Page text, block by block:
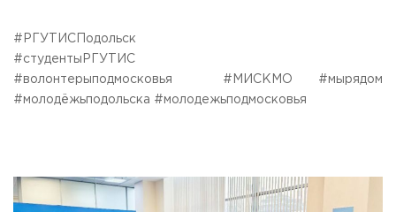
#РГУТИСПодольск
#студентыРГУТИС
#волонтерыподмосковья #МИСКМО #мырядом
#молодёжьподольска #молодежьподмосковья